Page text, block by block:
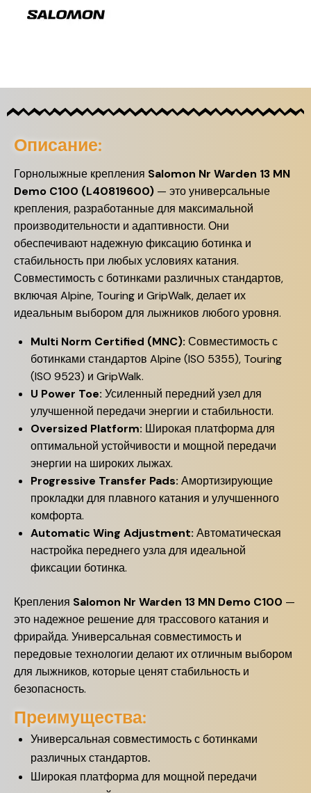
Описание:
Горнолыжные крепления Salomon Nr Warden 13 MN
Demo C100 (L40819600) — это универсальные
крепления, разработанные для максимальной
производительности и адаптивности. Они
обеспечивают надежную фиксацию ботинка и
стабильность при любых условиях катания.
Совместимость с ботинками различных стандартов,
включая Alpine, Touring и GripWalk, делает их
идеальным выбором для лыжников любого уровня.
Multi Norm Certified (MNC): Совместимость с
ботинками стандартов Alpine (ISO 5355), Touring
(ISO 9523) и GripWalk.
U Power Toe: Усиленный передний узел для
улучшенной передачи энергии и стабильности.
Oversized Platform: Широкая платформа для
оптимальной устойчивости и мощной передачи
энергии на широких лыжах.
Progressive Transfer Pads: Амортизирующие
прокладки для плавного катания и улучшенного
комфорта.
Automatic Wing Adjustment: Автоматическая
настройка переднего узла для идеальной
фиксации ботинка.
Крепления Salomon Nr Warden 13 MN Demo C100 —
это надежное решение для трассового катания и
фрирайда. Универсальная совместимость и
передовые технологии делают их отличным выбором
для лыжников, которые ценят стабильность и
безопасность.
Преимущества:
Универсальная совместимость с ботинками
различных стандартов.
Широкая платформа для мощной передачи